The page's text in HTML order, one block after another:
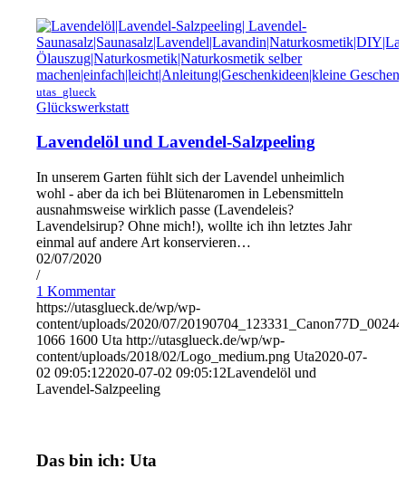
utas_glueck
Glückswerkstatt
Lavendelöl und Lavendel-Salzpeeling
In unserem Garten fühlt sich der Lavendel unheimlich
wohl - aber da ich bei Blütenaromen in Lebensmitteln
ausnahmsweise wirklich passe (Lavendeleis?
Lavendelsirup? Ohne mich!), wollte ich ihn letztes Jahr
einmal auf andere Art konservieren…
02/07/2020
/
1 Kommentar
https://utasglueck.de/wp/wp-
content/uploads/2020/07/
1066 1600 Uta http://utasglueck.de/wp/wp-
content/uploads/2018/02/Logo_medium.png Uta2020-07-
02 09:05:122020-07-02 09:05:12Lavendelöl und
Lavendel-Salzpeeling
Das bin ich: Uta